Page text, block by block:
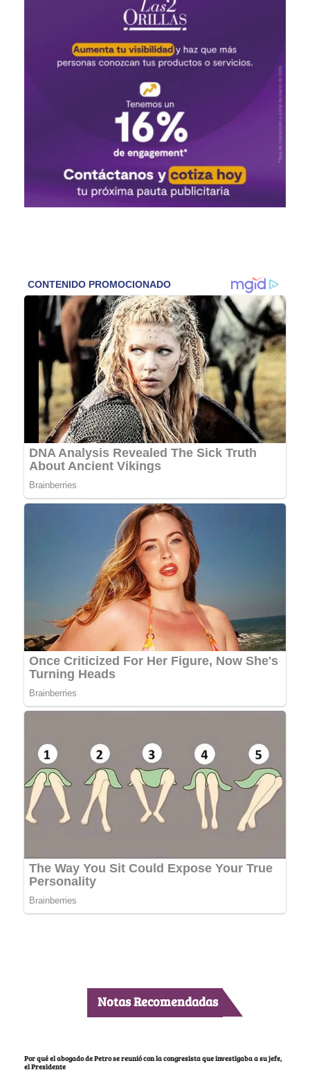
Notas Recomendadas
Por qué el abogado de Petro se reunió con la congresista que investigaba a su jefe,
el Presidente